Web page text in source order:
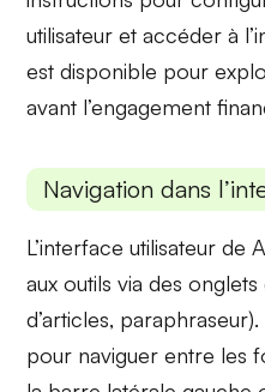
utilisateur et accéder à
est disponible pour
avant l’engagement
Navigation dans
L’interface utilisateur de
aux outils via desonglets
d’articles,
pour naviguer entre les